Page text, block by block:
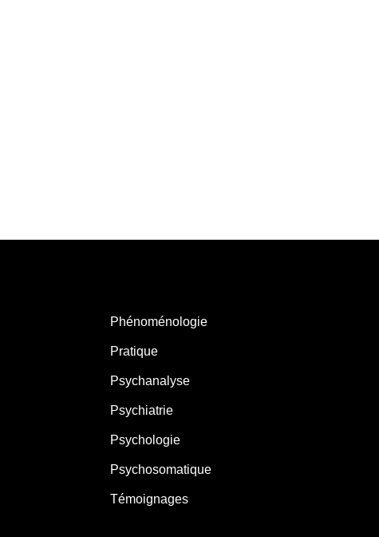
Phénoménologie
Pratique
Psychanalyse
Psychiatrie
Psychologie
Psychosomatique
Témoignages